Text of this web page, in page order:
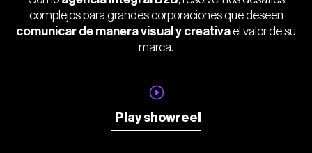
complejos para grandes corporaciones que deseen
comunicar de manera visual y creativael valor de su
marca.
Play showreel